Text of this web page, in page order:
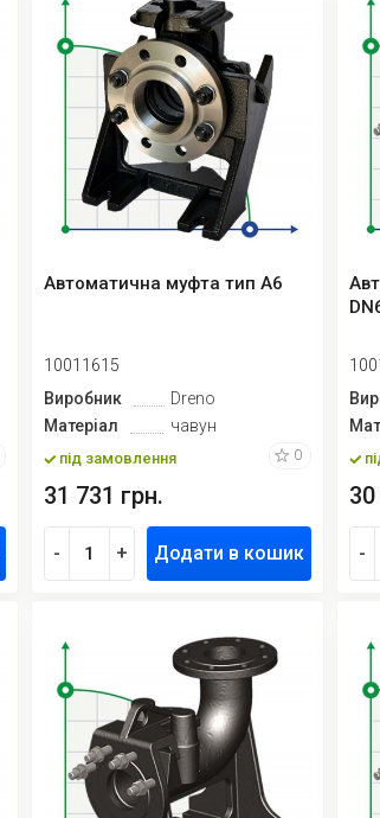
Автоматична муфта тип A6
10011615
Виробник
Dreno
Матеріал
чавун
під замовлення 0
31 731 грн.
- + Додати в кошик -